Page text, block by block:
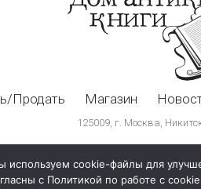
Продать Магазин
125009, г. Москва,
используем cookie-файлы для
с Политикой по работе с